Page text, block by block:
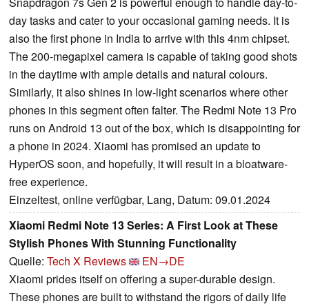
day tasks and cater to your occasional gaming needs. It is
also the first phone in India to arrive with this 4nm chipset.
The 200-megapixel camera is capable of taking good shots
in the daytime with ample details and natural colours.
Similarly, it also shines in low-light scenarios where other
phones in this segment often falter. The Redmi Note 13 Pro
runs on Android 13 out of the box, which is disappointing for
a phone in 2024. Xiaomi has promised an update to
HyperOS soon, and hopefully, it will result in a bloatware-
free experience.
Einzeltest, online verfügbar, Lang, Datum: 09.01.2024
Xiaomi Redmi Note 13 Series: A First Look at These
Stylish Phones With Stunning Functionality
Quelle: Tech X Reviews
EN→DE
Xiaomi prides itself on offering a super-durable design.
These phones are built to withstand the rigors of daily life